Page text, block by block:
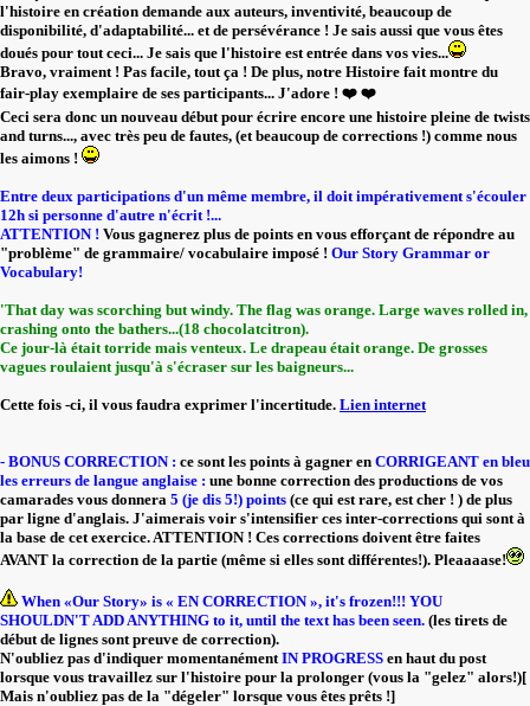
l'histoire en création demande aux auteurs, inventivité, beaucoup de
disponibilité, d'adaptabilité... et de persévérance ! Je sais aussi que vous êtes
doués pour tout ceci... Je sais que l'histoire est entrée dans vos vies...
Bravo, vraiment ! Pas facile, tout ça ! De plus, notre Histoire fait montre du
fair-play exemplaire de ses participants... J'adore ! ❤️ ❤️
Ceci sera donc un nouveau début pour écrire encore une histoire pleine de twists
and turns..., avec très peu de fautes, (et beaucoup de corrections !) comme nous
les aimons !
Entre deux participations d'un même membre, il doit impérativement s'écouler
12h si personne d'autre n'écrit !...
ATTENTION ! Vous gagnerez plus de points en vous efforçant de répondre au
"problème" de grammaire/ vocabulaire imposé ! Our Story Grammar or
Vocabulary!
'That day was scorching but windy. The flag was orange. Large waves rolled in,
crashing onto the bathers...(18 chocolatcitron).
Ce jour-là était torride mais venteux. Le drapeau était orange. De grosses
vagues roulaient jusqu'à s'écraser sur les baigneurs...
Cette fois -ci, il vous faudra exprimer l'incertitude. Lien internet
- BONUS CORRECTION : ce sont les points à gagner en CORRIGEANT en bleu
les erreurs de langue anglaise : une bonne correction des productions de vos
camarades vous donnera 5 (je dis 5!) points (ce qui est rare, est cher ! ) de plus
par ligne d'anglais. J'aimerais voir s'intensifier ces inter-corrections qui sont à
la base de cet exercice. ATTENTION ! Ces corrections doivent être faites
AVANT la correction de la partie (même si elles sont différentes!). Pleaaaase!
When «Our Story» is « EN CORRECTION », it's frozen!!! YOU
SHOULDN'T ADD ANYTHING to it, until the text has been seen. (les tirets de
début de lignes sont preuve de correction).
N'oubliez pas d'indiquer momentanément IN PROGRESS en haut du post
lorsque vous travaillez sur l'histoire pour la prolonger (vous la "gelez" alors!)[
Mais n'oubliez pas de la "dégeler" lorsque vous êtes prêts !]